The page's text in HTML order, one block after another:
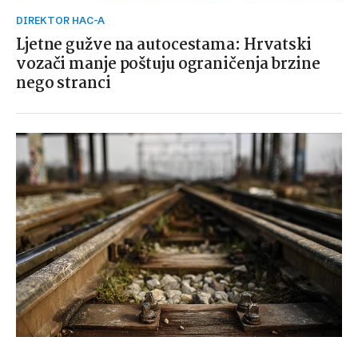
DIREKTOR HAC-A
Ljetne gužve na autocestama: Hrvatski
vozači manje poštuju ograničenja brzine
nego stranci